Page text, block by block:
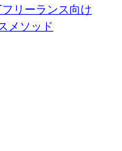
リーランス向け
メソッド